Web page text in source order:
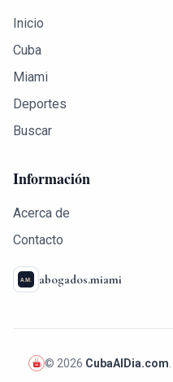
Inicio
Cuba
Miami
Deportes
Buscar
Información
Acerca de
Contacto
abogados.miami
© 2026 CubaAlDia.com